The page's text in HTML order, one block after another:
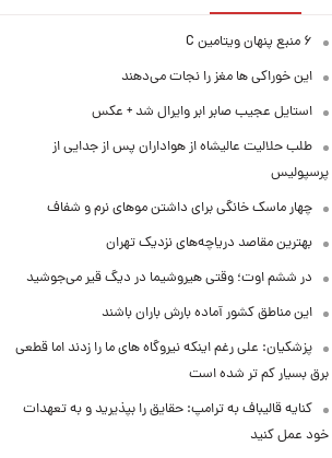
۶ منبع پنهان ویتامین C
این خوراکی ها مغز را نجات می‌دهند
استایل عجیب صابر ابر وایرال شد + عکس
طلب حلالیت عالیشاه از هواداران پس از جدایی از
پرسپولیس
چهار ماسک خانگی برای داشتن موهای نرم و شفاف
بهترین مقاصد دریاچه‌های نزدیک تهران
در ششم اوت؛ وقتی هیروشیما در دیگ قیر می‌جوشید
این مناطق کشور آماده بارش باران باشند
پزشکیان: علی رغم اینکه نیروگاه های ما را زدند اما قطعی
برق بسیار کم تر شده است
کنایه قالیباف به ترامپ: حقایق را بپذیرید و به تعهدات
خود عمل کنید